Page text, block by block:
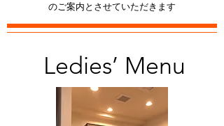
​のご案内とさせていただきます
​Ledies’ Menu